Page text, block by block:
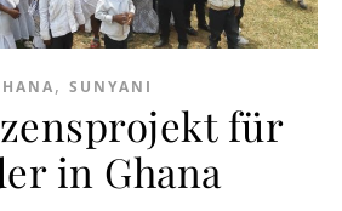
, SUNYANI
für
in Ghana